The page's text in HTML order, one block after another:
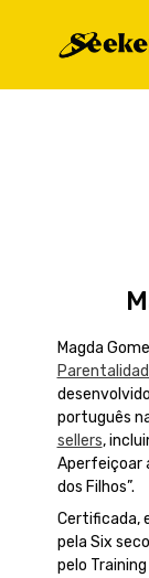
Magda
português
sellers,
Aperfeiçoar
dos Filhos”.
Certificada,
pela Six
pelo